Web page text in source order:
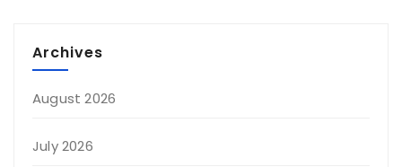
Archives
August 2026
July 2026